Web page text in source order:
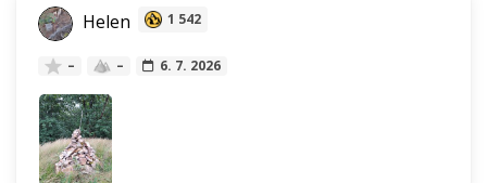
Helen 1 542
– – 6. 7. 2026